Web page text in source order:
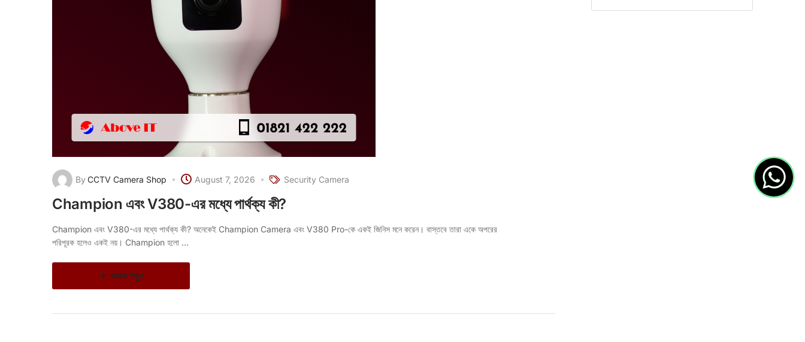
ByCCTV Camera Shop August 7, 2026 Security Camera
Champion এবং V380-এর মধ্যে পার্থক্য কী?
Champion এবং V380-এর মধ্যে পার্থক্য কী? অনেকেই Champion Camera এবং V380 Pro-কে একই জিনিস মনে করেন। বাস্তবে তারা একে অপরের
পরিপূরক হলেও একই নয়। Champion হলো ...
আরও পড়ুন